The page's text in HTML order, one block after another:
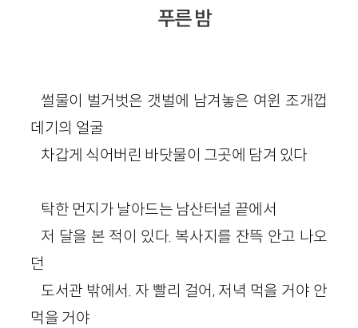
푸른 밤
썰물이 벌거벗은 갯벌에 남겨놓은 여윈 조개껍
데기의 얼굴
차갑게 식어버린 바닷물이 그곳에 담겨 있다
탁한 먼지가 날아드는 남산터널 끝에서
저 달을 본 적이 있다. 복사지를 잔뜩 안고 나오
던
도서관 밖에서. 자 빨리 걸어, 저녁 먹을 거야 안
먹을 거야